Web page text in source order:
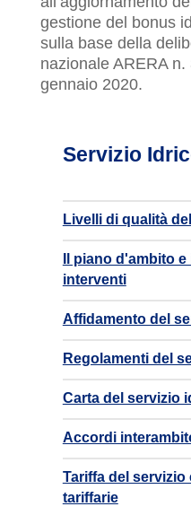
gestione del bonus
sulla base della
nazionale ARERA
gennaio 2020.
Servizio
Livelli di qualità
Il piano d'ambito
interventi
Affidamento del
Regolamenti del
Carta del servizio
Accordi
Tariffa del servizio
tariffarie